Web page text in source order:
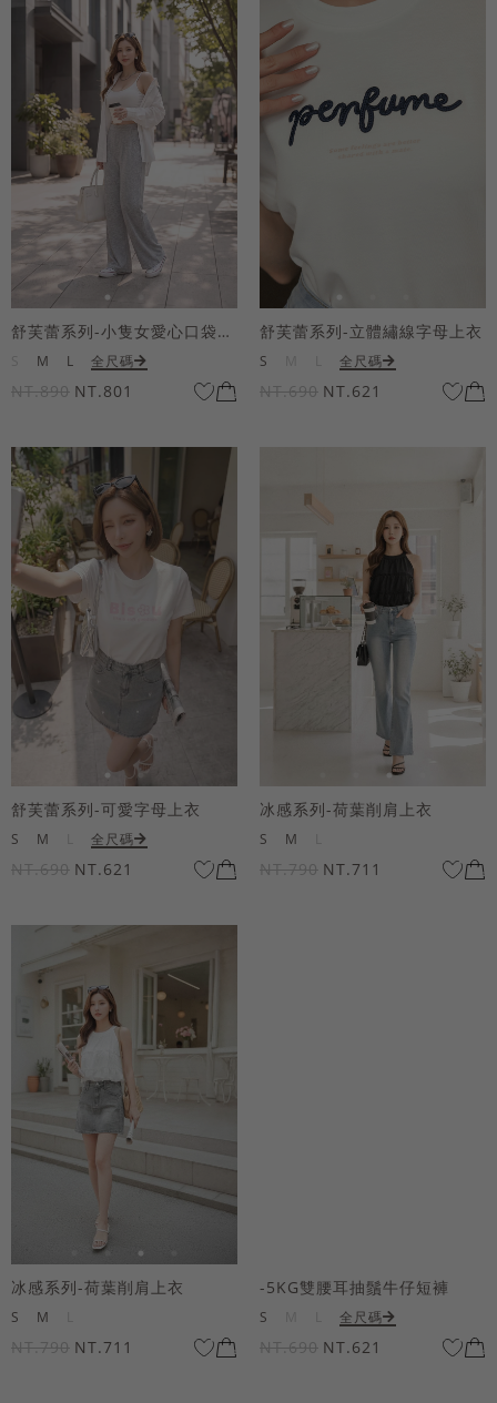
舒芙蕾系列-小隻女愛心口袋寬褲
M L 全尺碼
NT.890 NT.801
舒芙蕾系列-立體繡線字母上衣
S 全尺碼
NT.690 NT.621
舒芙蕾系列-可愛字母上衣
S M 全尺碼
NT.690 NT.621
冰感系列-荷葉削肩上衣
S M
NT.790 NT.711
冰感系列-荷葉削肩上衣
S M
NT.790 NT.711
-5KG雙腰耳抽鬚牛仔短褲
S 全尺碼
NT.690 NT.621